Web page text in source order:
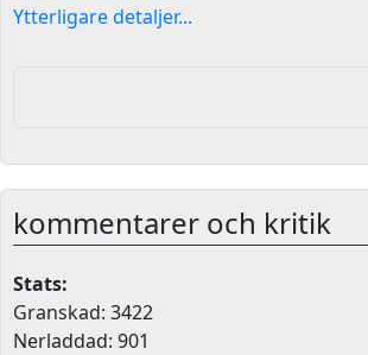
Ytterligare detaljer...
kommentarer och kritik
Stats:
Granskad: 3422
Nerladdad: 901